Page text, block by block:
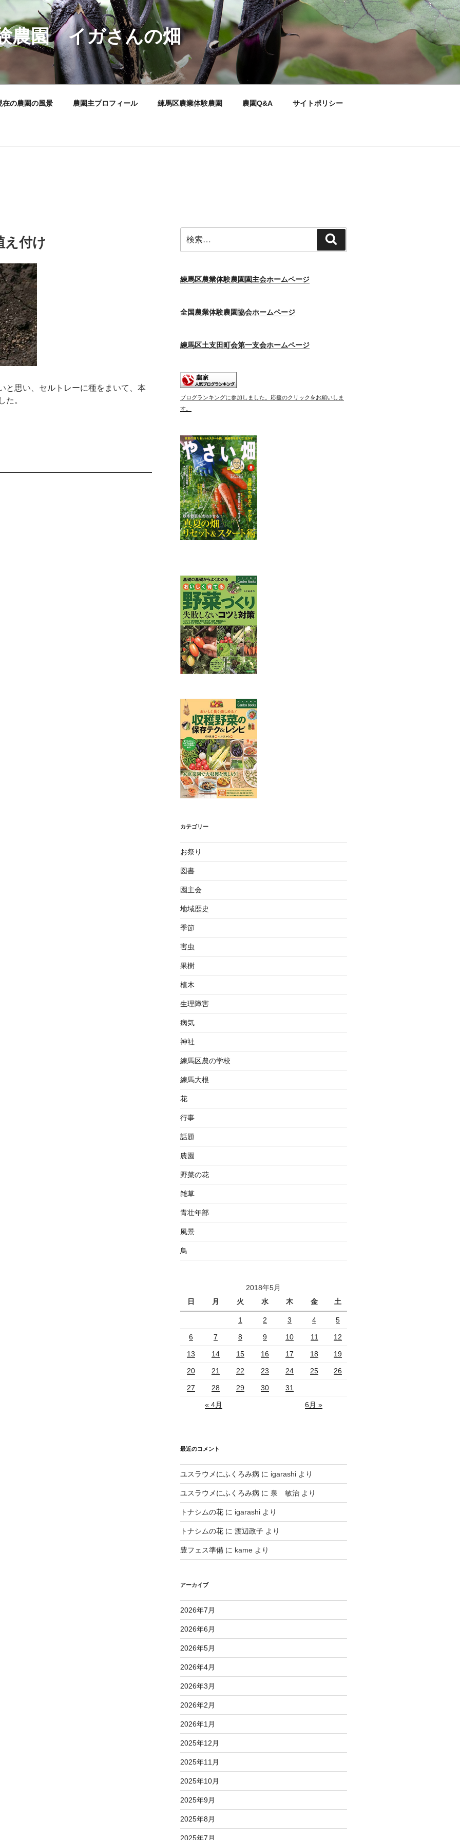
農園 イガさんの畑
在の農園の風景 農園主プロフィール 練馬区農業体験農園 農園Q&A サイトポリシー
え付け
と思い、セルトレーに種をまいて、本
た。
索:
索
練馬区農業体験農園園主会ホームページ
全国農業体験農園協会ホームページ
練馬区土支田町会第一支会ホームページ
ブログランキングに参加しました。応援のクリックをお願いしま
す。
カテゴリー
お祭り
図書
園主会
地域歴史
季節
害虫
果樹
植木
生理障害
病気
神社
練馬区農の学校
練馬大根
花
行事
話題
農園
野菜の花
雑草
青壮年部
風景
鳥
2018年5月
日
月 火 水 木 金 土
1 2 3 4 5
6 7 8 9 10 11 12
13 14 15 16 17 18 19
20 21 22 23 24 25 26
27 28 29 30 31
« 4月 6月 »
最近のコメント
ユスラウメにふくろみ病 に igarashiより
ユスラウメにふくろみ病 に 泉 敏治より
トナシムの花に igarashiより
トナシムの花に 渡辺政子より
豊フェス準備に kameより
アーカイブ
2026年7月
2026年6月
2026年5月
2026年4月
2026年3月
2026年2月
2026年1月
2025年12月
2025年11月
2025年10月
2025年9月
2025年8月
2025年7月